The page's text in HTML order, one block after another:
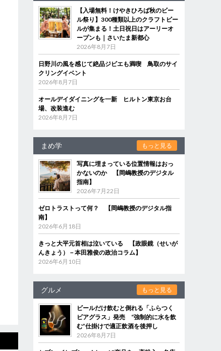
【入場無料！けやきひろば秋のビー
ル祭り】300種類以上のクラフトビー
ルが集まる！土日祝日はアーリーオ
ープンも｜さいたま新都心
2026年8月7日
日野川の風を感じて絶品ジビエも満喫 鳥取のサイ
クリングイベント
2026年8月7日
オールデイダイニングを一新 ヒルトン東京お台
場、改装進む
2026年8月7日
まめ学 もっと見る
写真に埋まっている位置情報はおっ
かないのか 【岡嶋教授のデジタル
指南】
2026年7月22日
ゼロトラストって何？ 【岡嶋教授のデジタル指
南】
2026年6月18日
きっと大平元首相は泣いている 【政眼鏡（せいが
んきょう）－本田雅俊の政治コラム】
2026年6月10日
グルメ もっと見る
ビールだけ飲むと倒れる「ふらつく
ビアグラス」発売 “強制的に水を飲
む”仕掛けで適正飲酒を後押し
2026年8月7日